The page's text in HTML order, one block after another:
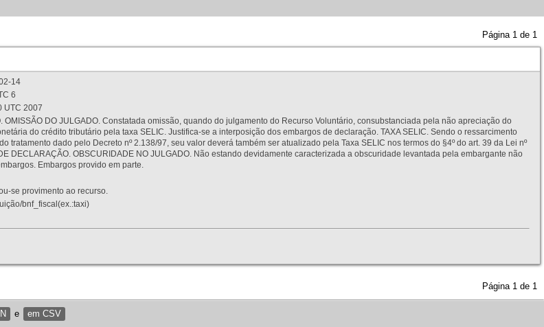
Página 1 de 1
14
6
UTC 2007
OMISSÃO DO JULGADO. Constatada omissão, quando do julgamento do Recurso Voluntário, consubstanciada pela não apreciação do
do crédito tributário pela taxa SELIC. Justifica-se a interposição dos embargos de declaração. TAXA SELIC. Sendo o ressarcimento
tratamento dado pelo Decreto nº 2.138/97, seu valor deverá também ser atualizado pela Taxa SELIC nos termos do §4º do art. 39 da Lei nº
DECLARAÇÃO. OBSCURIDADE NO JULGADO. Não estando devidamente caracterizada a obscuridade levantada pela embargante não
Embargos provido em parte.
se provimento ao recurso.
bnf_fiscal(ex.:taxi)
Página 1 de 1
e em CSV